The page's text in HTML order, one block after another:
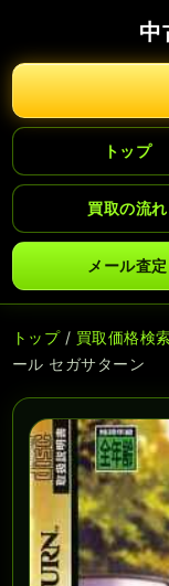
中
トップ
買取の流れ
メール査定
トップ/ 買取価格検
ール セガサターン